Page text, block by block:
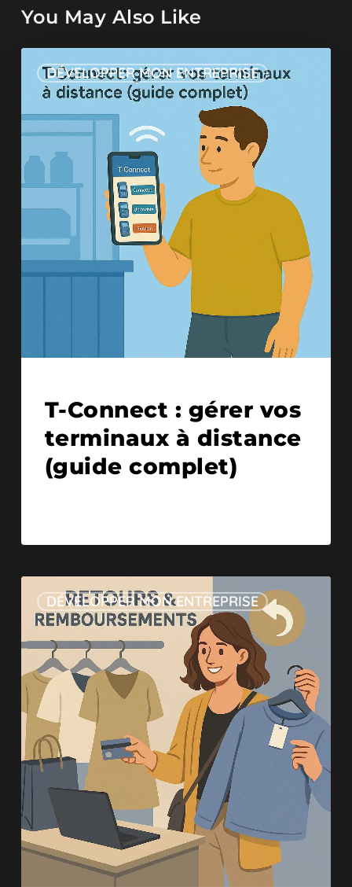
You May Also Like
DÉVELOPPER MON ENTREPRISE
T-Connect : gérer vos
terminaux à distance
(guide complet)
DÉVELOPPER MON ENTREPRISE